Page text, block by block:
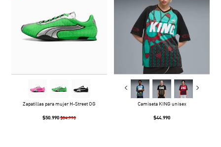
Zapatillas para mujer H-Street OG
$50.990 $84.990
Camiseta KING unisex
$44.990